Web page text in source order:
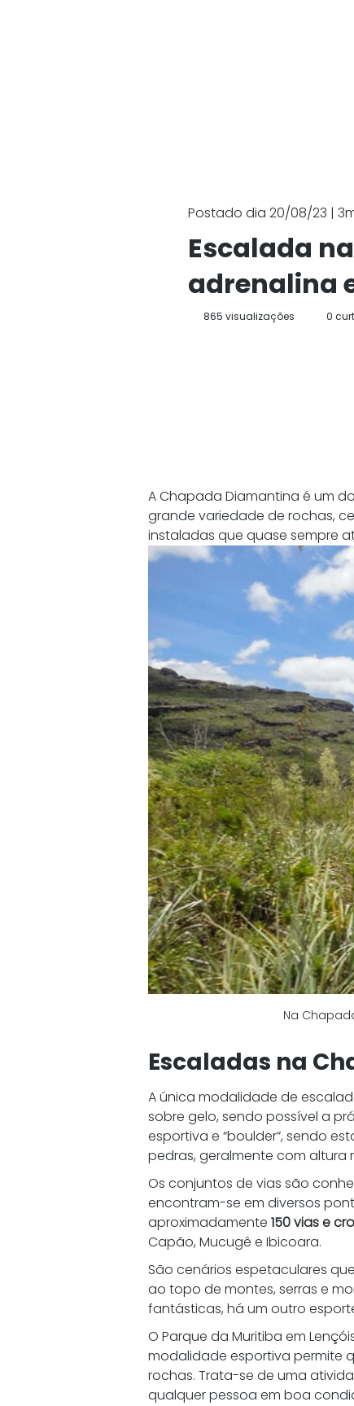
Postado dia 20/08/23 |
Escalada
adrenalina
0
865 visualizações
A Chapada Diamantina é um
grande variedade de rochas,
instaladas que quase sempre
Na
Escaladas na
A única modalidade de
sobre gelo, sendo possível a
esportiva e “boulder”, sendo
pedras, geralmente com altura
Os conjuntos de vias são
encontram-se em diversos
aproximadamente 150 vias e
Capão, Mucugê e Ibicoara.
São cenários espetaculares
ao topo de montes, serras e
fantásticas, há um outro
O Parque da Muritiba em
modalidade esportiva permite
rochas. Trata-se de uma
qualquer pessoa em boa